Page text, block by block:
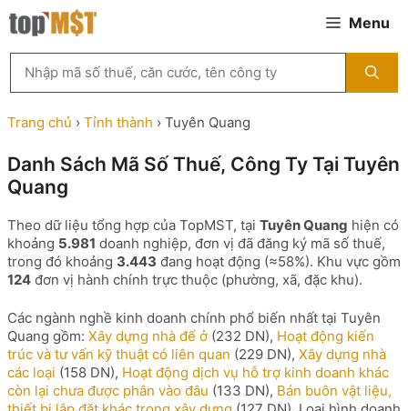
Chuyển
đến
Menu
kiếm
MST
theo
tên
ty,
người
diện
hoặc
mã
số
...
Trang chủ › Tỉnh thành › Tuyên Quang
Danh Sách Mã Số Thuế, Công Ty Tại Tuyên
Quang
Theo dữ liệu tổng hợp của TopMST, tại Tuyên Quang hiện có
khoảng 5.981 doanh nghiệp, đơn vị đã đăng ký mã số thuế,
trong đó khoảng 3.443 đang hoạt động (≈58%). Khu vực gồm
124 đơn vị hành chính trực thuộc (phường, xã, đặc khu).
Các ngành nghề kinh doanh chính phổ biến nhất tại Tuyên
Quang gồm: Xây dựng nhà để ở (232 DN), Hoạt động kiến
trúc và tư vấn kỹ thuật có liên quan (229 DN), Xây dựng nhà
các loại (158 DN), Hoạt động dịch vụ hỗ trợ kinh doanh khác
còn lại chưa được phân vào đâu (133 DN), Bán buôn vật liệu,